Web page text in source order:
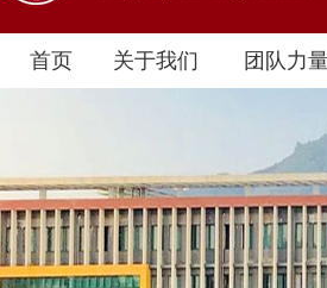
首页 关于我们 团队力